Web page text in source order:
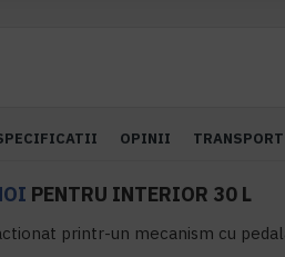
OPINII
PENTRU INTERIOR 30 L
printr-un mecanism cu